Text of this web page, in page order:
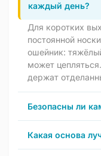
каждый день?
Для коротких
постоянной
ошейник:
может
держат
Безопасны ли
Какая основа